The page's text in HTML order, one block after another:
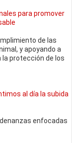
para promover
de las
y apoyando a
la protección de los
al día la subida
enfocadas